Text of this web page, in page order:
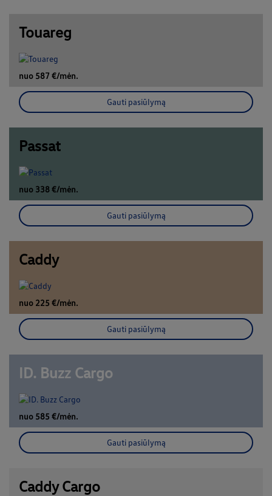
Touareg
nuo 587 €/mėn.
Gauti pasiūlymą
Passat
nuo 338 €/mėn.
Gauti pasiūlymą
Caddy
nuo 225 €/mėn.
Gauti pasiūlymą
ID. Buzz Cargo
nuo 585 €/mėn.
Gauti pasiūlymą
Caddy Cargo